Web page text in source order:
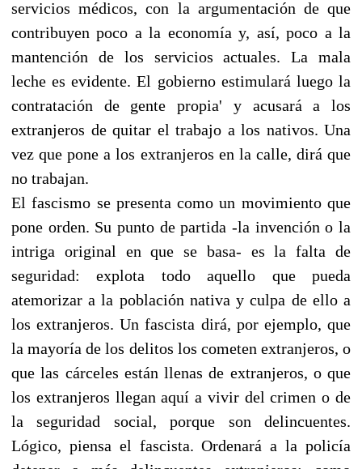
servicios médicos, con la argumentación de que
contribuyen poco a la economía y, así, poco a la
mantención de los servicios actuales. La mala
leche es evidente. El gobierno estimulará luego la
contratación de gente propia' y acusará a los
extranjeros de quitar el trabajo a los nativos. Una
vez que pone a los extranjeros en la calle, dirá que
no trabajan.
El fascismo se presenta como un movimiento que
pone orden. Su punto de partida -la invención o la
intriga original en que se basa- es la falta de
seguridad: explota todo aquello que pueda
atemorizar a la población nativa y culpa de ello a
los extranjeros. Un fascista dirá, por ejemplo, que
la mayoría de los delitos los cometen extranjeros, o
que las cárceles están llenas de extranjeros, o que
los extranjeros llegan aquí a vivir del crimen o de
la seguridad social, porque son delincuentes.
Lógico, piensa el fascista. Ordenará a la policía